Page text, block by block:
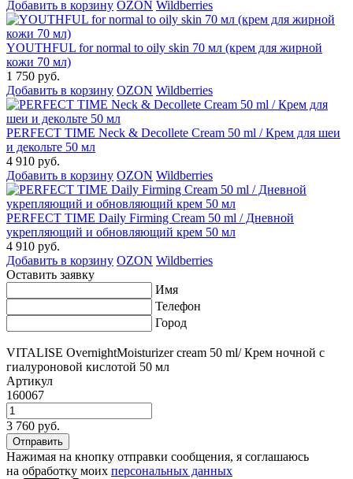
Добавить в корзину OZON Wildberries
YOUTHFUL for normal to oily skin 70 мл (крем для жирной
кожи 70 мл)
1 750 руб.
Добавить в корзину OZON Wildberries
PERFECT TIME Neck & Decollete Cream 50 ml / Крем для шеи
и декольте 50 мл
4 910 руб.
Добавить в корзину OZON Wildberries
PERFECT TIME Daily Firming Cream 50 ml / Дневной
укрепляющий и обновляющий крем 50 мл
4 910 руб.
Добавить в корзину OZON Wildberries
Оставить заявку
Имя
Телефон
Город
VITALISE OvernightMoisturizer cream 50 ml/ Крем ночной с
гиалуроновой кислотой 50 мл
Артикул
160067
3 760 руб.
Нажимая на кнопку отправки сообщения, я соглашаюсь
на обработку моих персональных данных